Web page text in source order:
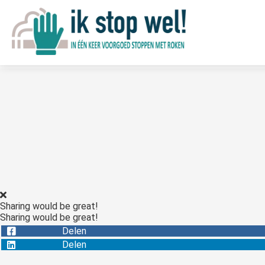
Sharing would be great!
Sharing would be great!
Delen
Delen